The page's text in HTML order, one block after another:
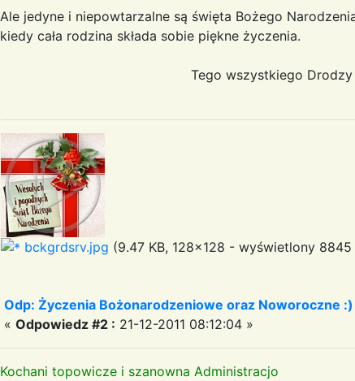
Ale jedyne i niepowtarzalne są święta Bożego
kiedy cała rodzina składa
Tego wszystkiego Drodzy
bckgrdsrv.jpg (9.47 KB, 128x128 - wyświetlony 8845
Odp: Życzenia Bożonarodzeniowe oraz Noworoczne :)
« Odpowiedz #2 : 21-12-2011 08:12:04 »
Kochani topowicze i szanowna Administracjo